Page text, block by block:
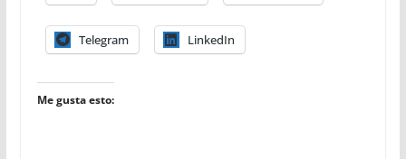
Telegram LinkedIn
Me gusta esto: